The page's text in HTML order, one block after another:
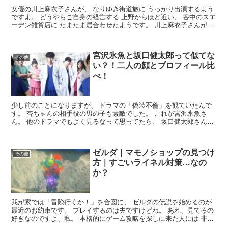
女優の川上麻衣子さんが、 なりゆき街道旅に うっかり出演するよう
ですよ。 どうやらご自身の経営する 上野からほど近い、 谷中のスエ
ーデン雑貨店に たまたま居合わせたようです。 川上麻衣子さんが ス
その他
宮沢氷魚と坂口健太郎って似てな
い？！二人の顔とプロフィール比
べ！
少し前のことになりますが、 ドラマの「偽装不倫」を観ていたんで
す。 杏ちゃんの相手役の男の子も素敵でした。 これが宮沢氷魚さ
ん。 他のドラマでもよく見るなって思ってたら、 坂口健太郎さんじ
その他
ゼルダ｜マモノショップの見つけ
方｜すごいライネル対策…なの
か？
我が家では「冒険行くか！」を合図に、 ゼルダの伝説を始めるのが
最近のお約束です。 プレイするのは夫ですけどね。 あれ、見てるの
好きなのですよ、私。 本格的にゲーム攻略を探しに来た人には 非常